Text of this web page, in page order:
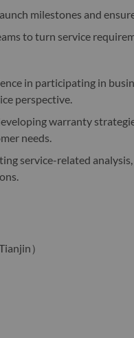
milestones and
to turn service
in participating in
perspective.
warranty
needs.
service-related
）